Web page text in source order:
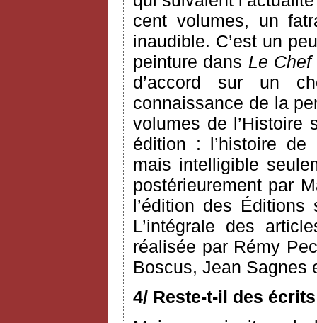
cent volumes, un
inaudible. C’est un
peinture dans Le
d’accord sur un
connaissance de la
volumes de l’Histoire
édition : l’histoire
mais intelligible
postérieurement par
l’édition des
L’intégrale des
réalisée par Rémy
Boscus, Jean Sagnes
4/ Reste-t-il des